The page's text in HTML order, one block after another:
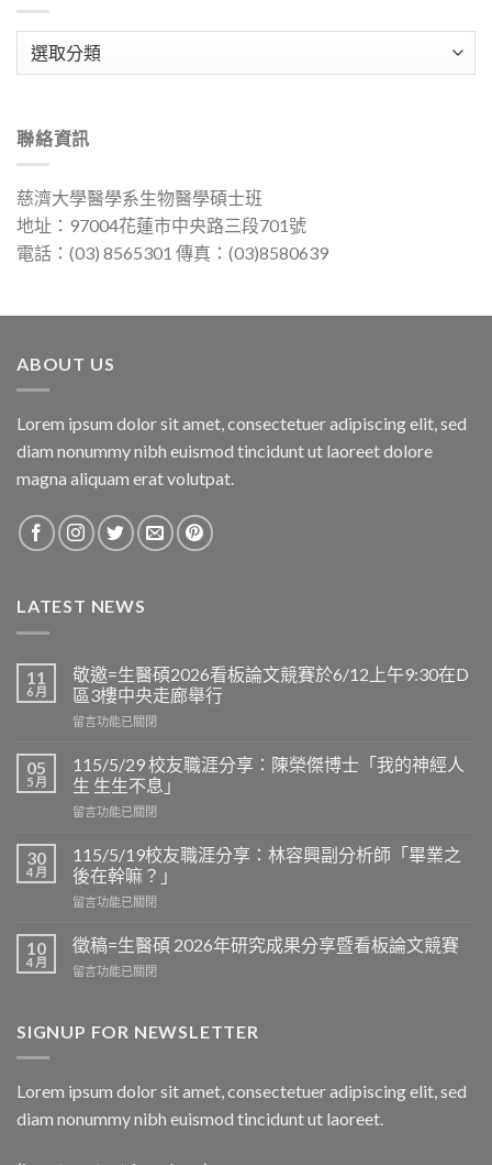
聯絡資訊
慈濟大學醫學系生物醫學碩士班
地址：97004花蓮市中央路三段701號
電話：(03) 8565301 傳真：(03)8580639
ABOUT US
Lorem ipsum dolor sit amet, consectetuer adipiscing elit, sed
diam nonummy nibh euismod tincidunt ut laoreet dolore
magna aliquam erat volutpat.
LATEST NEWS
11
6 月
敬邀=生醫碩2026看板論文競賽於6/12上午9:30在D
區3樓中央走廊舉行
在
邀
=
生
醫
2026
看
板
論
競
賽
於
午
D
留言功能已關閉
05
5 月
115/5/29 校友職涯分享：陳榮傑博士「我的神經人
生 生生不息」
在
校
友
職
涯
享：
榮
士
神
人
留言功能已關閉
30
4 月
115/5/19校友職涯分享：林容興副分析師「畢業之
後在幹嘛？」
在
校
友
職
享：
興
副
分
留言功能已關閉
10
4 月
徵稿=生醫碩 2026年研究成果分享暨看板論文競賽
在
=
2026
年
留言功能已關閉
SIGNUP FOR NEWSLETTER
Lorem ipsum dolor sit amet, consectetuer adipiscing elit, sed
diam nonummy nibh euismod tincidunt ut laoreet.